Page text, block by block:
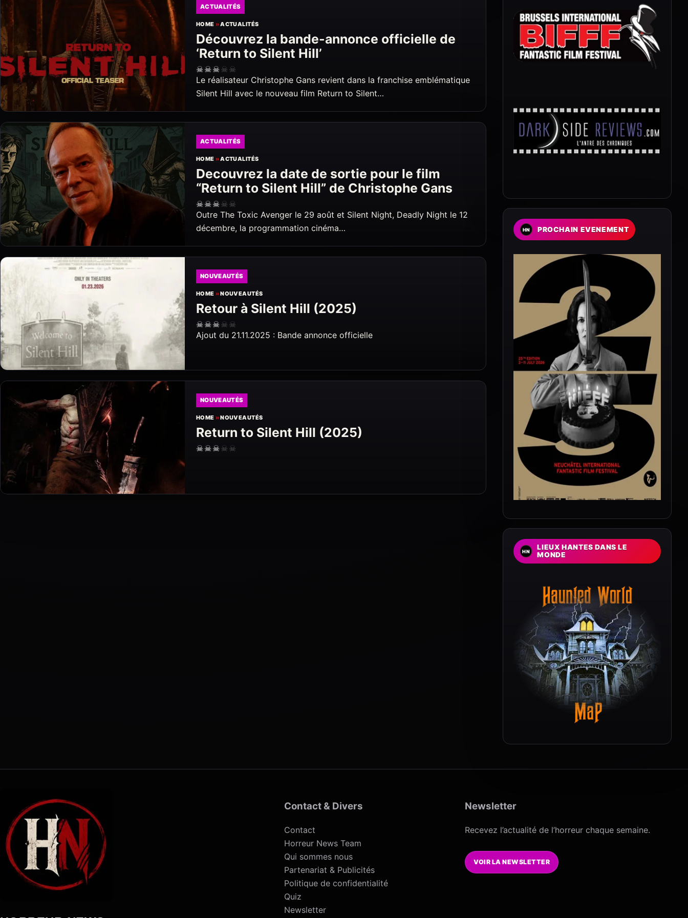
ACTUALITÉS
HOME »ACTUALITÉS
Découvrez la bande-annonce officielle de
‘Return to Silent Hill’
☠☠☠☠ ☠
Le réalisateur Christophe Gans revient dans la franchise emblématique
Silent Hill avec le nouveau film Return to Silent…
ACTUALITÉS
HOME »ACTUALITÉS
Decouvrez la date de sortie pour le film
“Return to Silent Hill” de Christophe Gans
☠☠☠☠ ☠
Outre The Toxic Avenger le 29 août et Silent Night, Deadly Night le 12
décembre, la programmation cinéma…
NOUVEAUTÉS
HOME »NOUVEAUTÉS
Retour à Silent Hill (2025)
☠☠☠☠ ☠
Ajout du 21.11.2025 : Bande annonce officielle
NOUVEAUTÉS
HOME »NOUVEAUTÉS
Return to Silent Hill (2025)
☠☠☠☠ ☠
PROCHAIN EVENEMENT
LIEUX HANTES DANS LE
MONDE
Contact & Divers
Contact
Horreur News Team
Qui sommes nous
Partenariat & Publicités
Politique de confidentialité
Quiz
Newsletter
Newsletter
Recevez l’actualité de l’horreur chaque semaine.
VOIR LA NEWSLETTER